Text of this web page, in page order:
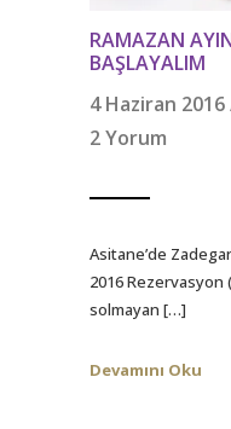
RAMAZAN
BAŞLAYALIM
4 Haziran
2 Yorum
Asitane’de
2016 Rezervasyon
solmayan […]
Devamını Oku